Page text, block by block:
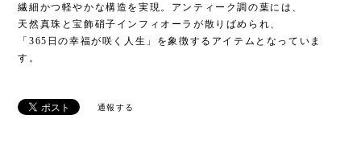
繊細かつ軽やかな構造を実現。アンティーク調の葉には、
天然真珠と宝飾硝子インフィオーラが散りばめられ、
「365日の幸福が咲く人生」を象徴するアイテムとなっていま
す。
通報する